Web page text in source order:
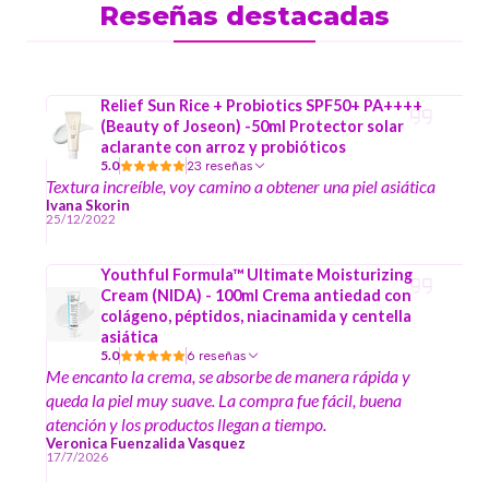
Reseñas destacadas
Relief Sun Rice + Probiotics SPF50+ PA++++
(Beauty of Joseon) -50ml Protector solar
aclarante con arroz y probióticos
5.0 23 reseñas
Textura increíble, voy camino a obtener una piel asiática
Ivana Skorin
25/12/2022
Youthful Formula™ Ultimate Moisturizing
Cream (NIDA) - 100ml Crema antiedad con
colágeno, péptidos, niacinamida y centella
asiática
5.0 6 reseñas
Me encanto la crema, se absorbe de manera rápida y
queda la piel muy suave. La compra fue fácil, buena
atención y los productos llegan a tiempo.
Veronica Fuenzalida Vasquez
17/7/2026